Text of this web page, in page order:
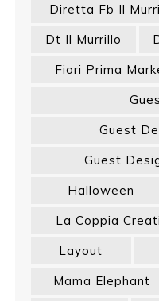
Diretta Fb Il
Dt Il Murrillo
Fiori Prima
Guest
Guest
Halloween
La Coppia
Layout
Mama Elephant